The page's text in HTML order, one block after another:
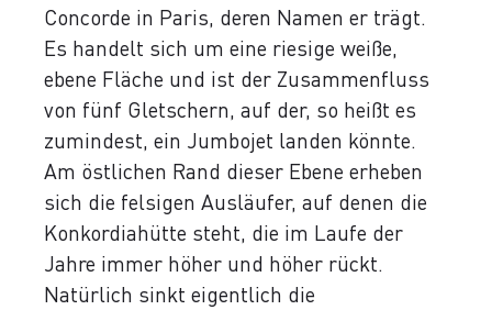
Concorde in Paris, deren Namen er trägt.
Es handelt sich um eine riesige weiße,
ebene Fläche und ist der Zusammenfluss
von fünf Gletschern, auf der, so heißt es
zumindest, ein Jumbojet landen könnte.
Am östlichen Rand dieser Ebene erheben
sich die felsigen Ausläufer, auf denen die
Konkordiahütte steht, die im Laufe der
Jahre immer höher und höher rückt.
Natürlich sinkt eigentlich die